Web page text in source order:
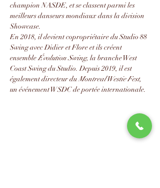
champion NASDE, et se classent parmi les
meilleurs danseurs mondiaux dans la division
Showcase.
En 2018, il devient copropriétaire du Studio 88
Swing avec Didier et Flore et ils créent
ensemble Évolution Swing, la branche West
Coast Swing du Studio. Depuis 2019, il est
également directeur du Montreal Westie Fest,
un événement WSDC de portée internationale.